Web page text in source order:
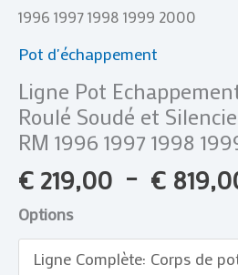
1996 1997 1998 1999 2000
Pot d'échappement
Ligne Pot
Roulé Soudé et
RM 1996 1997 1998
€ 219,00 – €
Options